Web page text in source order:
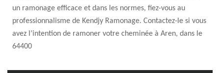
un ramonage efficace et dans les normes, fiez-vous au
professionnalisme de Kendjy Ramonage. Contactez-le si vous
avez l’intention de ramoner votre cheminée à Aren, dans le
64400